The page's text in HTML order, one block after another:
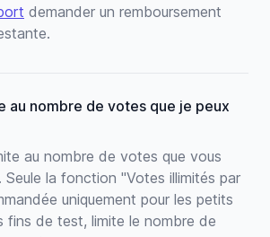
demander un remboursement
au nombre de votes que je peux
au nombre de votes que vous
la fonction "Votes illimités par
uniquement pour les petits
fins de test, limite le nombre de